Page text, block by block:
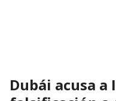
Dubái acusa a